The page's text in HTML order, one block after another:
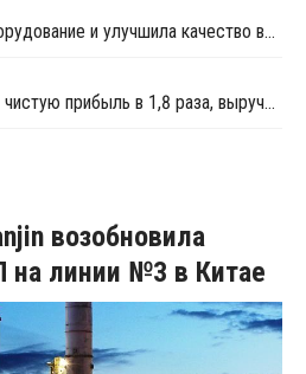
БСК модернизировала оборудование и улучшила качество выпускаемого ПВХ
РусВинил снизил годовую чистую прибыль в 1,8 раза, выручку - на 11%
возобновила
на линии №3 в Китае